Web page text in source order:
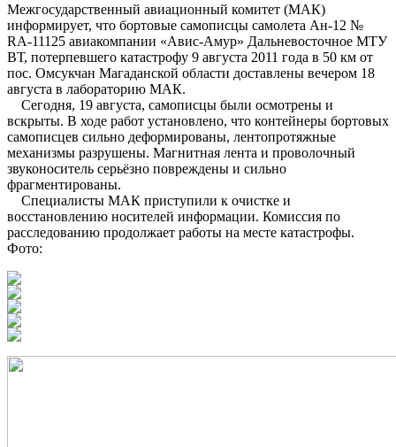
Межгосударственный авиационный комитет (МАК)
информирует, что бортовые самописцы самолета Ан-12 №
RA-11125 авиакомпании «Авис-Амур» Дальневосточное МТУ
ВТ, потерпевшего катастрофу 9 августа 2011 года в 50 км от
пос. Омсукчан Магаданской области доставлены вечером 18
августа в лабораторию МАК.
Сегодня, 19 августа, самописцы были осмотрены и
вскрыты. В ходе работ установлено, что контейнеры бортовых
самописцев сильно деформированы, лентопротяжные
механизмы разрушены. Магнитная лента и проволочный
звуконоситель серьёзно повреждены и сильно
фрагментированы.
Специалисты МАК приступили к очистке и
восстановлению носителей информации. Комиссия по
расследованию продолжает работы на месте катастрофы.
Фото: